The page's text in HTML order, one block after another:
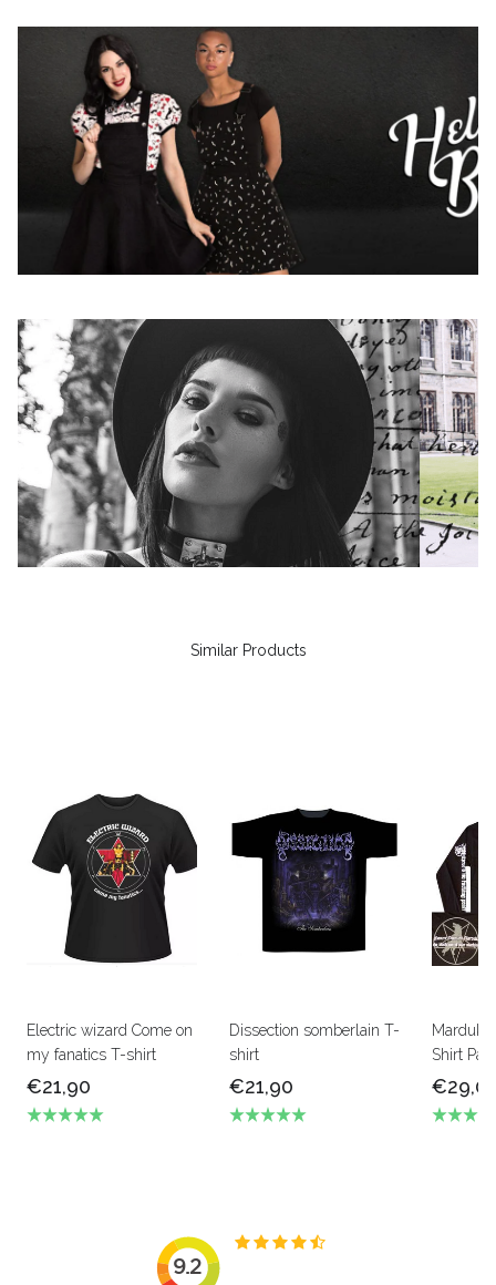
Similar Products
Electric wizard Come on
my fanatics T-shirt
€21,90
Dissection somberlain T-
shirt
€21,90
Marduk
Shirt